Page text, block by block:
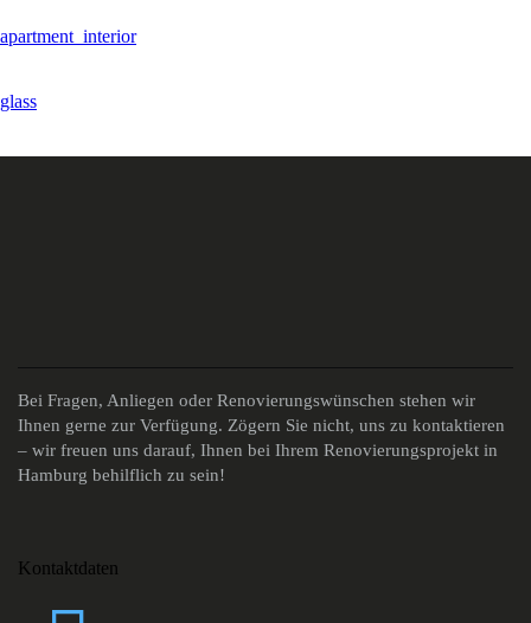
apartment_interior
glass
Bei Fragen, Anliegen oder Renovierungswünschen stehen wir
Ihnen gerne zur Verfügung. Zögern Sie nicht, uns zu kontaktieren
– wir freuen uns darauf, Ihnen bei Ihrem Renovierungsprojekt in
Hamburg behilflich zu sein!
Kontaktdaten